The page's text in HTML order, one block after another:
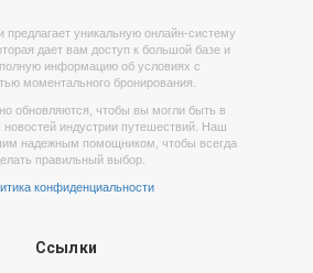
уникальную онлайн-систему
дает вам доступ к большой базе и
полную информацию об условиях с
моментального бронирования.
обновляются, чтобы вы могли быть в
новостей индустрии путешествий. Наш
надежным помощником, чтобы всегда
правильный выбор.
конфиденциальности
Ссылки